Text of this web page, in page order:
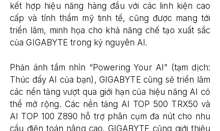
kết hợp hiệu năng hàng đầu với các linh kiện cao
cấp và tính thẩm mỹ tinh tế, cũng được mang tới
triển lãm, minh họa cho khả năng chế tạo xuất sắc
của GIGABYTE trong kỷ nguyên AI.
Phản ánh tầm nhìn “Powering Your AI” (tạm dịch:
Thúc đẩy AI của bạn), GIGABYTE cũng sẽ triển lãm
các nền tảng vượt qua giới hạn của hiệu năng AI có
thể mở rộng. Các nền tảng AI TOP 500 TRX50 và
AI TOP 100 Z890 hỗ trợ phân cụm đa nút cho nhu
cầu điện toán nâng cao. GIGABYTE cũng giới thiệu